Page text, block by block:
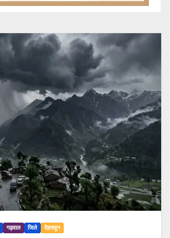
गढ़वाल जिले देहरादून